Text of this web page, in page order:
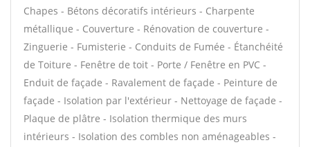
Chapes - Bétons décoratifs intérieurs - Charpente
métallique - Couverture - Rénovation de couverture -
Zinguerie - Fumisterie - Conduits de Fumée - Étanchéité
de Toiture - Fenêtre de toit - Porte / Fenêtre en PVC -
Enduit de façade - Ravalement de façade - Peinture de
façade - Isolation par l'extérieur - Nettoyage de façade -
Plaque de plâtre - Isolation thermique des murs
intérieurs - Isolation des combles non aménageables -